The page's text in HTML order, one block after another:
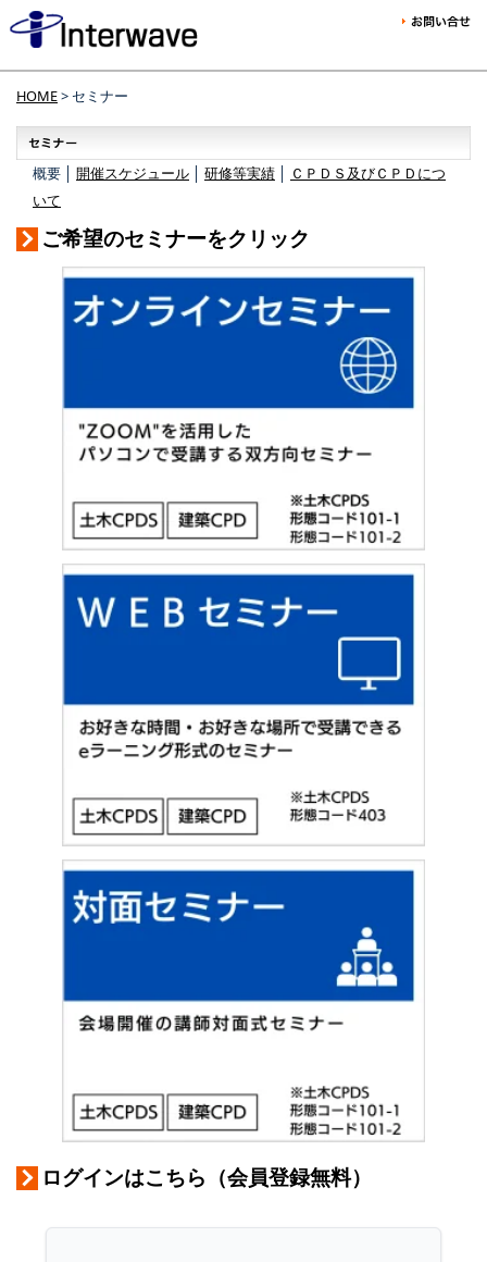
HOME> セミナー
概要 │ 開催スケジュール 研修等実績
ＣＰＤＳ及びＣＰＤにつ
いて
ご希望のセミナーをクリック
ログインはこちら（会員登録無料）